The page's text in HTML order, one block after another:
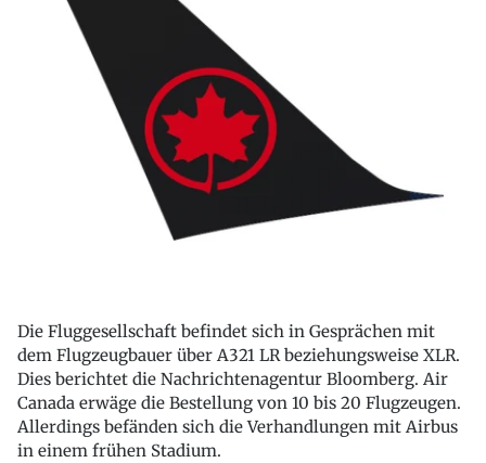
Die Fluggesellschaft befindet sich in Gesprächen mit
dem Flugzeugbauer über A321 LR beziehungsweise XLR.
Dies berichtet die Nachrichtenagentur Bloomberg. Air
Canada erwäge die Bestellung von 10 bis 20 Flugzeugen.
Allerdings befänden sich die Verhandlungen mit Airbus
in einem frühen Stadium.